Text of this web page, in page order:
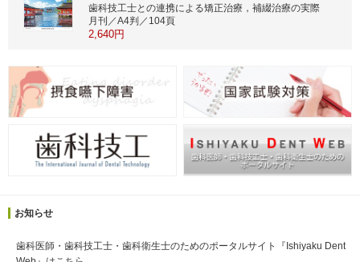
歯科技工士との連携による矯正治療，補綴治療の実際
月刊／A4判／104頁
2,640円
お知らせ
歯科医師・歯科技工士・歯科衛生士のためのポータルサイト『Ishiyaku Dent